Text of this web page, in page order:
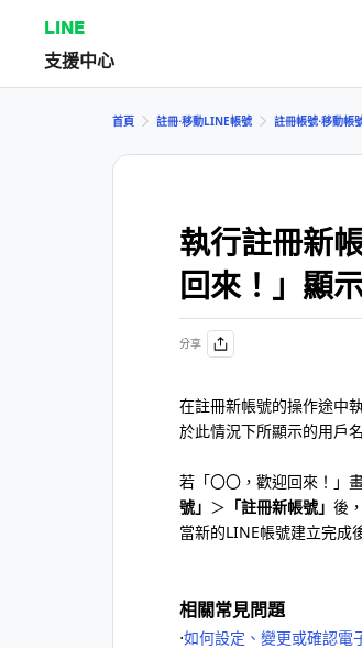
LINE
支援中心
首頁 註冊⋅移動LINE帳號 註冊帳號⋅移動帳
執行註冊新
回來！」顯
分享
在註冊新帳號的操作途中
於此情況下所顯示的用戶
若「〇〇，歡迎回來！」
號」 ＞ 「註冊新帳號」 後
當新的LINE帳號建立完成
相關常見問題
⋅如何設定、變更或確認電